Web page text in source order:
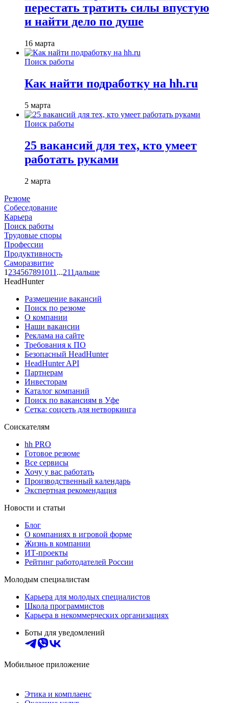
перестать тратить силы впустую
и найти дело по душе
16 марта
Поиск работы
Как найти подработку на hh.ru
5 марта
Поиск работы
25 вакансий для тех, кто умеет
работать руками
2 марта
Резюме
Собеседование
Карьера
Поиск работы
Трудовые споры
Профессии
Продуктивность
Саморазвитие
1 234567891011 ...211 дальше
HeadHunter
Размещение вакансий
Поиск по резюме
О компании
Наши вакансии
Реклама на сайте
Требования к ПО
Безопасный HeadHunter
HeadHunter API
Партнерам
Инвесторам
Каталог компаний
Поиск по вакансиям в Уфе
Сетка: соцсеть для нетворкинга
Соискателям
hh PRO
Готовое резюме
Все сервисы
Хочу у вас работать
Производственный календарь
Экспертная рекомендация
Новости и статьи
Блог
О компаниях в игровой форме
Жизнь в компании
ИТ-проекты
Рейтинг работодателей России
Молодым специалистам
Карьера для молодых специалистов
Школа программистов
Карьера в некоммерческих организациях
Боты для уведомлений
Мобильное приложение
Этика и комплаенс